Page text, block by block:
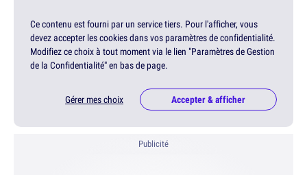
Ce contenu est fourni par un service tiers. Pour l'afficher, vous
devez accepter les cookies dans vos paramètres de confidentialité.
Modifiez ce choix à tout moment via le lien "Paramètres de Gestion
de la Confidentialité" en bas de page.
Gérer mes choix Accepter & afficher
Publicité